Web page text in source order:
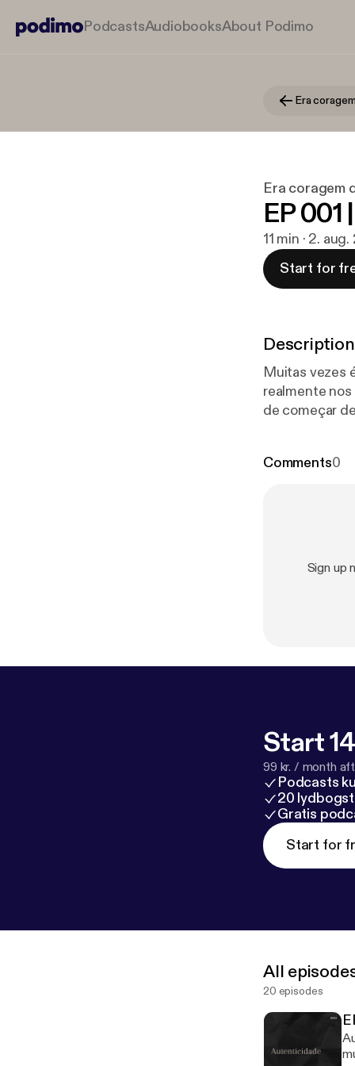
PodcastsAudiobooksAbout Podimo
Era
Era coragem
EP 001
11 min · 2.
Start for
Description
Muitas vezes
realmente
de começar de novo,
Comments0
Sign up
Start
99 kr. / month
Podcasts
20
Gratis
Start for
All
20 episodes